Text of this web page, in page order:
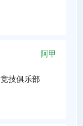
阿甲
竞技俱乐部